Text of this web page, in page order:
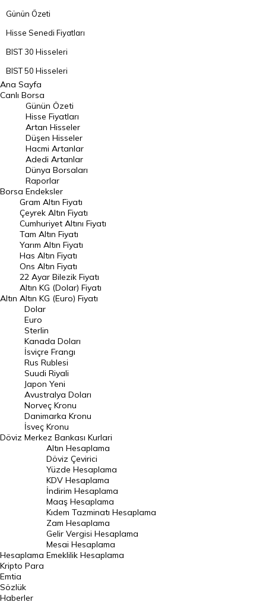
Günün Özeti
Hisse Senedi Fiyatları
BIST 30 Hisseleri
BIST 50 Hisseleri
BIST 100 Hisseleri
En Çok Artan Hisseler
En Çok Düşen Hisseler
Hacmi Artanlar
Geçmiş Kapanışlar
Dünya Borsaları
Raporlar
Endeksler
DÖVİZ
Döviz Kuru
Dolar Kuru
Euro Kuru
Pound Kuru
Frank Kuru
Riyal Kuru
Avustralya Doları
Danimarka Kronu Kuru
Kanada Doları Kuru
Norveç Kronu Kuru
İsveç Kronu Kuru
Japon Yeni Kuru
Serbest Piyasa Döviz Kurları
Merkez Bankası Döviz Kurları
Altın Fiyatları
Gram Altın Fiyatı
Çeyrek Altın Fiyatı
Ana Sayfa
Canlı Borsa
Borsa
Günün Özeti
Hisse Fiyatları
Artan Hisseler
Düşen Hisseler
Hacmi Artanlar
Adedi Artanlar
Dünya Borsaları
Raporlar
Endeksler
Altın
Gram Altın Fiyatı
Çeyrek Altın Fiyatı
Cumhuriyet Altını Fiyatı
Tam Altın Fiyatı
Yarım Altın Fiyatı
Has Altın Fiyatı
Ons Altın Fiyatı
22 Ayar Bilezik Fiyatı
Altın KG (Dolar) Fiyatı
Altın KG (Euro) Fiyatı
Döviz
Dolar
Euro
Sterlin
Kanada Doları
İsviçre Frangı
Rus Rublesi
Suudi Riyali
Japon Yeni
Avustralya Doları
Norveç Kronu
Danimarka Kronu
İsveç Kronu
Merkez Bankası Kurlari
Hesaplama
Altın Hesaplama
Döviz Çevirici
Yüzde Hesaplama
KDV Hesaplama
İndirim Hesaplama
Maaş Hesaplama
Kıdem Tazminatı Hesaplama
Zam Hesaplama
Gelir Vergisi Hesaplama
Mesai Hesaplama
Emeklilik Hesaplama
Kripto Para
Emtia
Sözlük
Haberler